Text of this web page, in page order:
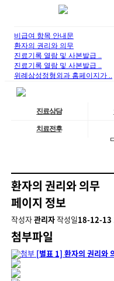
비급여 항목 안내문
환자의 권리와 의무
진료기록 열람 및 사본발급 ..
진료기록 열람 및 사본발급 ..
위례삼성정형외과 홈페이지가 ..
진료상담
치료전후
환자의 권리와 의무
페이지 정보
작성자관리자 작성일18-12-13
첨부파일
[별표 1] 환자의 권리와